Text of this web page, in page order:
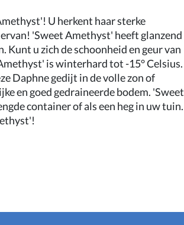
U herkent haar sterke
'Sweet Amethyst' heeft glanzend
u zich de schoonheid en geur van
is winterhard tot -15° Celsius.
Daphne gedijt in de volle zon of
en goed gedraineerde bodem. 'Sweet
container of als een heg in uw tuin.